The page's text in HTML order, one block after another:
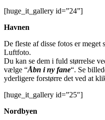
[huge_it_gallery id=”24”]
Havnen
De fleste af disse fotos er meget
Luftfoto.
Du kan se dem i fuld størrelse
vælge “Åbn i ny fane“. Se
yderligere forstørre det ved at
[huge_it_gallery id=”25″]
Nordbyen